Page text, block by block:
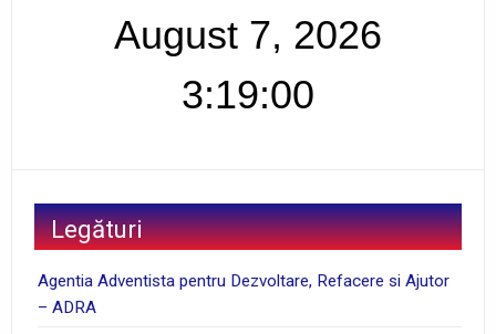
August 7, 2026
3:19:01
Legături
Agentia Adventista pentru Dezvoltare, Refacere si Ajutor
– ADRA